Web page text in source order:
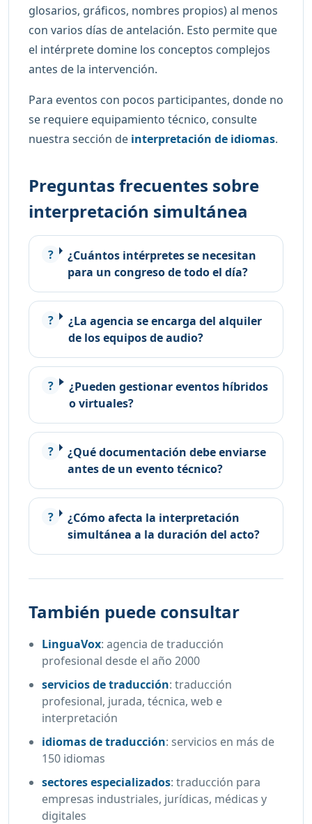
glosarios, gráficos, nombres propios) al menos
con varios días de antelación. Esto permite que
el intérprete domine los conceptos complejos
antes de la intervención.
Para eventos con pocos participantes, donde no
se requiere equipamiento técnico, consulte
nuestra sección de interpretación de idiomas.
Preguntas frecuentes sobre
interpretación simultánea
¿Cuántos intérpretes se necesitan
para un congreso de todo el día?
¿La agencia se encarga del alquiler
de los equipos de audio?
¿Pueden gestionar eventos híbridos
o virtuales?
¿Qué documentación debe enviarse
antes de un evento técnico?
¿Cómo afecta la interpretación
simultánea a la duración del acto?
También puede consultar
LinguaVox:agencia de traducción
profesional desde el año 2000
servicios de traducción:traducción
profesional, jurada, técnica, web e
interpretación
idiomas de traducción: servicios en más de
150 idiomas
sectores especializados:traducción para
empresas industriales, jurídicas, médicas y
digitales